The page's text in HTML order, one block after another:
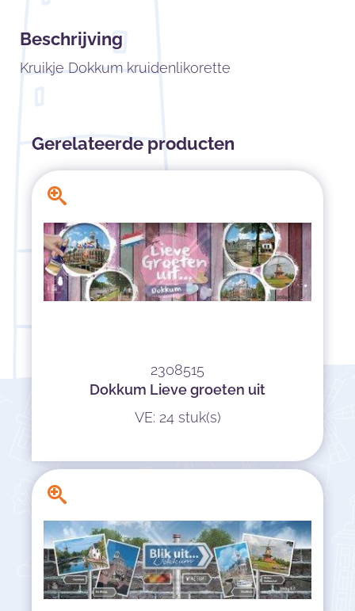
Beschrijving
Kruikje Dokkum kruidenlikorette
Gerelateerde producten
2308515
Dokkum Lieve groeten uit
VE: 24 stuk(s)